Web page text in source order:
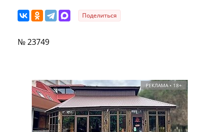
Поделиться
№ 23749
РЕКЛАМА • 18+